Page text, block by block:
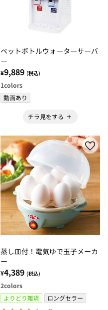
ペットボトルウォーターサーバ
ー
¥9,889 (税込)
1colors
動画あり
チラ見をする
蒸し皿付！電気ゆで玉子メーカ
ー
¥4,389 (税込)
2colors
よりどり雑貨
ロングセラー